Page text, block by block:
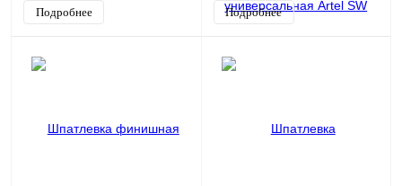
Подробнее Подробнее